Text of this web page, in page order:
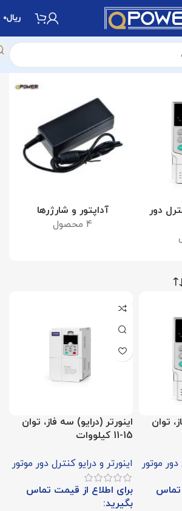
ریال0
خورده “اینورتر صنعتی”
دور
آداپتور و شارژرها
4 محصول
توان
دور موتور
تماس
اینورتر (درایو) سه فاز، توان
15-11 کیلووات
اینورتر و درایو کنترل دور موتور
برای اطلاع از قیمت تماس
بگیرید: